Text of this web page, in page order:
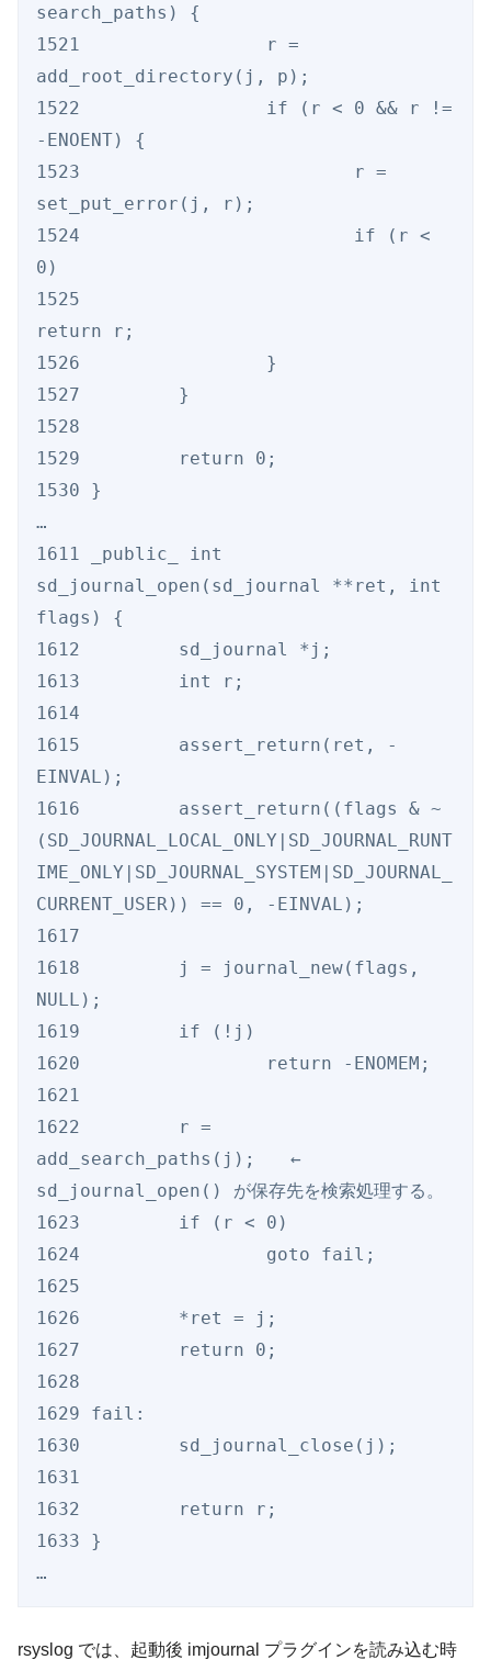
search_paths) {
1521                 r =
add_root_directory(j, p);
1522                 if (r < 0 && r !=
-ENOENT) {
1523                         r =
set_put_error(j, r);
1524                         if (r <
0)
1525
return r;
1526                 }
1527         }
1528
1529         return 0;
1530 }
…
1611 _public_ int
sd_journal_open(sd_journal **ret, int
flags) {
1612         sd_journal *j;
1613         int r;
1614
1615         assert_return(ret, -
EINVAL);
1616         assert_return((flags & ~
(SD_JOURNAL_LOCAL_ONLY|SD_JOURNAL_RUNT
IME_ONLY|SD_JOURNAL_SYSTEM|SD_JOURNAL_
CURRENT_USER)) == 0, -EINVAL);
1617
1618         j = journal_new(flags,
NULL);
1619         if (!j)
1620                 return -ENOMEM;
1621
1622         r =
add_search_paths(j);　　←
sd_journal_open() が保存先を検索処理する。
1623         if (r < 0)
1624                 goto fail;
1625
1626         *ret = j;
1627         return 0;
1628
1629 fail:
1630         sd_journal_close(j);
1631
1632         return r;
1633 }
rsyslog では、起動後 imjournal プラグインを読み込む時